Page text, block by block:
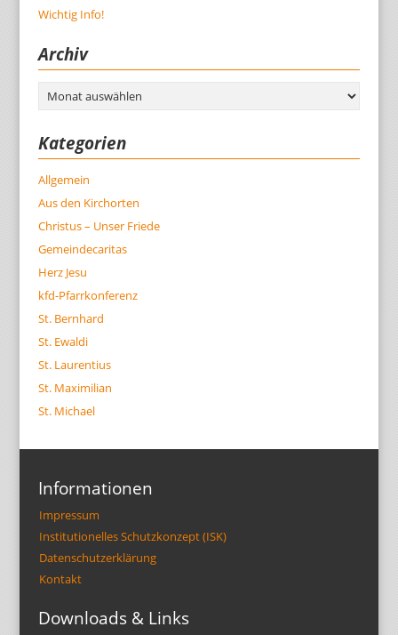
Wichtig Info!
Archiv
Archiv
Kategorien
Allgemein
Aus den Kirchorten
Christus – Unser Friede
Gemeindecaritas
Herz Jesu
kfd-Pfarrkonferenz
St. Bernhard
St. Ewaldi
St. Laurentius
St. Maximilian
St. Michael
Informationen
Impressum
Institutionelles Schutzkonzept (ISK)
Datenschutzerklärung
Kontakt
Downloads & Links